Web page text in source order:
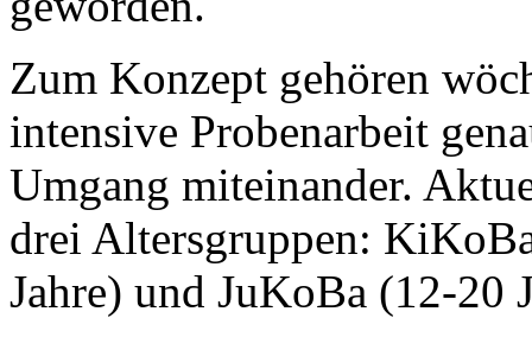
Zum Konzept gehören
intensive Probenarbeit
Umgang miteinander.
drei Altersgruppen:
Jahre) und JuKoBa (12-20